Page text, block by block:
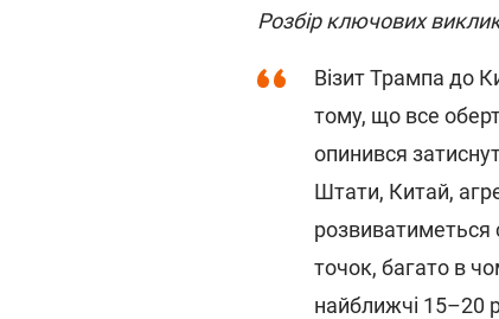
Розбір ключових
Візит Трампа до
тому, що все
опинився
Штати, Китай,
розвиватиметься
точок, багато в
найближчі 15–20